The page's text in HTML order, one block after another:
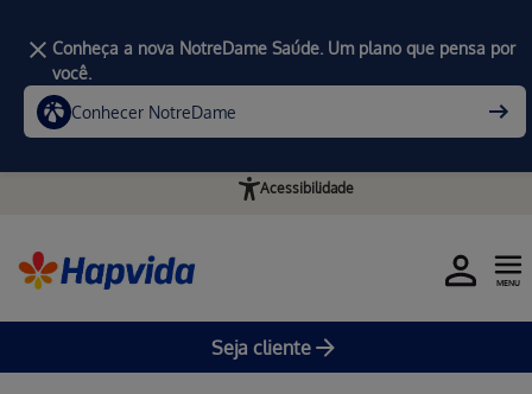
Acessibilidade
Seja cliente
MENU
Conheça a nova NotreDame Saúde. Um plano que pensa por
você.
Conhecer NotreDame